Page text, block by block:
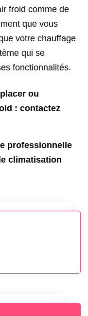
froid comme de
que vous
votre chauffage
qui se
fonctionnalités.
ou
: contactez
professionnelle
climatisation